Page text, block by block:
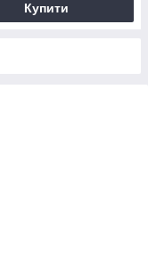
Купити